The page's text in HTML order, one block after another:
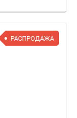
РАСПРОДАЖА